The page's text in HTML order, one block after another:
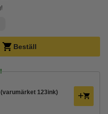
Beställ
123ink)